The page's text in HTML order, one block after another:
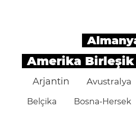
Amerika
Arjantin Avustralya
Belçika Bosna-Hersek